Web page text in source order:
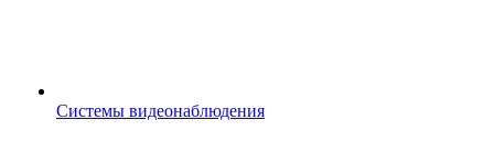
Системы видеонаблюдения